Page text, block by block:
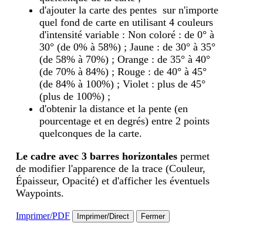
d'ajouter la carte des pentes sur n'importe
quel fond de carte en utilisant 4 couleurs
d'intensité variable : Non coloré : de 0° à
30° (de 0% à 58%) ; Jaune : de 30° à 35°
(de 58% à 70%) ; Orange : de 35° à 40°
(de 70% à 84%) ; Rouge : de 40° à 45°
(de 84% à 100%) ; Violet : plus de 45°
(plus de 100%) ;
d'obtenir la distance et la pente (en
pourcentage et en degrés) entre 2 points
quelconques de la carte.
Le cadre avec 3 barres horizontales permet
de modifier l'apparence de la trace (Couleur,
Épaisseur, Opacité) et d'afficher les éventuels
Waypoints.
Imprimer/PDF Imprimer/Direct Fermer